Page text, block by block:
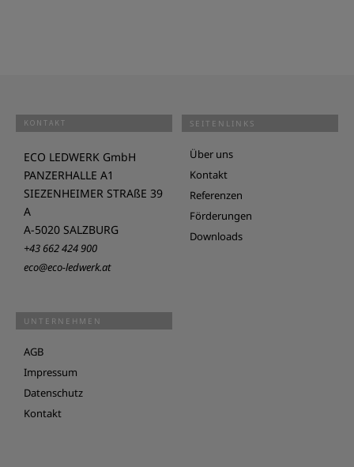
KONTAKT
ECO LEDWERK GmbH
PANZERHALLE A1
SIEZENHEIMER STRAßE 39
A
A-5020 SALZBURG
+43 662 424 900
eco@eco-ledwerk.at
SEITENLINKS
Über uns
Kontakt
Referenzen
Förderungen
Downloads
UNTERNEHMEN
AGB
Impressum
Datenschutz
Kontakt